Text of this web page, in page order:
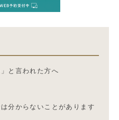
と言われた方へ
分からないことがあります